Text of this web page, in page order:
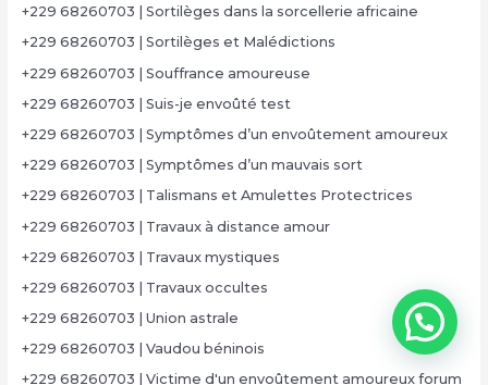
+229 68260703 | Sortilèges dans la sorcellerie africaine
+229 68260703 | Sortilèges et Malédictions
+229 68260703 | Souffrance amoureuse
+229 68260703 | Suis-je envoûté test
+229 68260703 | Symptômes d’un envoûtement amoureux
+229 68260703 | Symptômes d’un mauvais sort
+229 68260703 | Talismans et Amulettes Protectrices
+229 68260703 | Travaux à distance amour
+229 68260703 | Travaux mystiques
+229 68260703 | Travaux occultes
+229 68260703 | Union astrale
+229 68260703 | Vaudou béninois
+229 68260703 | Victime d'un envoûtement amoureux forum